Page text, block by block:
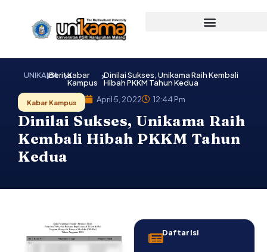
UNIKAMABeritaKabar
Kampus
Dinilai Sukses, Unikama Raih Kembali
Hibah PKKM Tahun Kedua
Kabar Kampus April 5, 2022 12:44 Pm
Dinilai Sukses, Unikama Raih
Kembali Hibah PKKM Tahun
Kedua
Daftar Isi